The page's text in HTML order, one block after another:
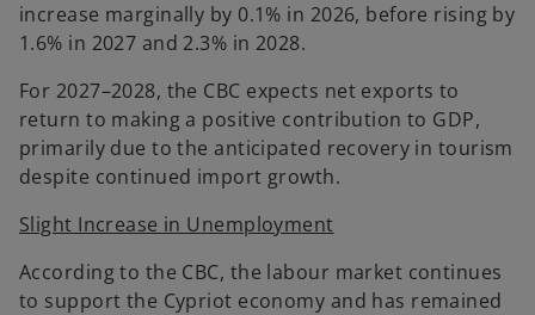
increase marginally by 0.1% in 2026, before rising by
1.6% in 2027 and 2.3% in 2028.
For 2027–2028, the CBC expects net exports to
return to making a positive contribution to GDP,
primarily due to the anticipated recovery in tourism
despite continued import growth.
Slight Increase in Unemployment
According to the CBC, the labour market continues
to support the Cypriot economy and has remained